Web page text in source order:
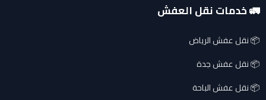
🚛 خدمات نقل العفش
📦 نقل عفش الرياض
📦 نقل عفش جدة
📦 نقل عفش الباحة